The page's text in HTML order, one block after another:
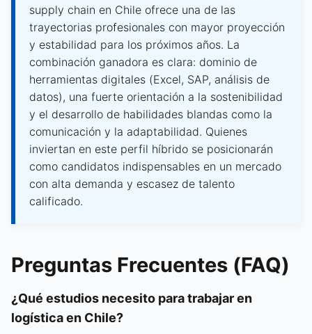
supply chain en Chile ofrece una de las
trayectorias profesionales con mayor proyección
y estabilidad para los próximos años. La
combinación ganadora es clara: dominio de
herramientas digitales (Excel, SAP, análisis de
datos), una fuerte orientación a la sostenibilidad
y el desarrollo de habilidades blandas como la
comunicación y la adaptabilidad. Quienes
inviertan en este perfil híbrido se posicionarán
como candidatos indispensables en un mercado
con alta demanda y escasez de talento
calificado.
Preguntas Frecuentes (FAQ)
¿Qué estudios necesito para trabajar en
logística en Chile?